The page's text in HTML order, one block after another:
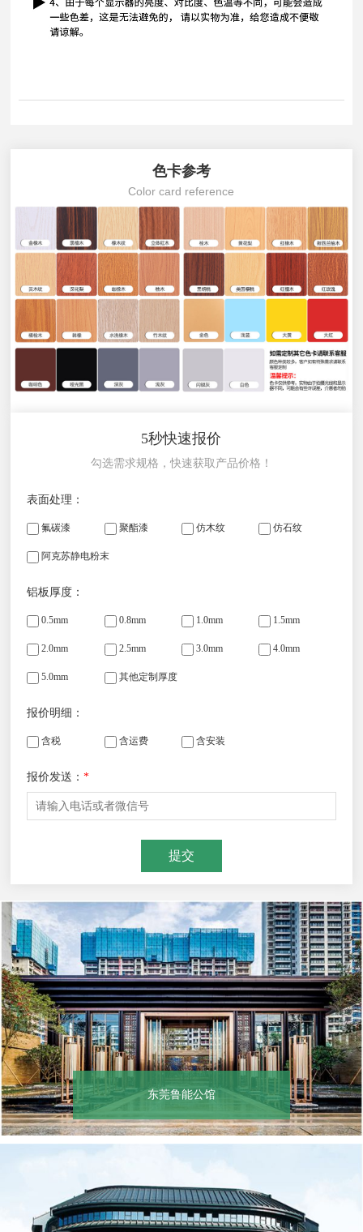
色卡参考
Color card reference
5秒快速报价
勾选需求规格，快速获取产品价格！
表面处理：
氟碳漆 聚酯漆 仿木纹 仿石纹
阿克苏静电粉末
铝板厚度：
0.5mm 0.8mm 1.0mm 1.5mm
2.0mm 2.5mm 3.0mm 4.0mm
5.0mm 其他定制厚度
报价明细：
含税 含运费 含安装
报价发送：*
东莞鲁能公馆